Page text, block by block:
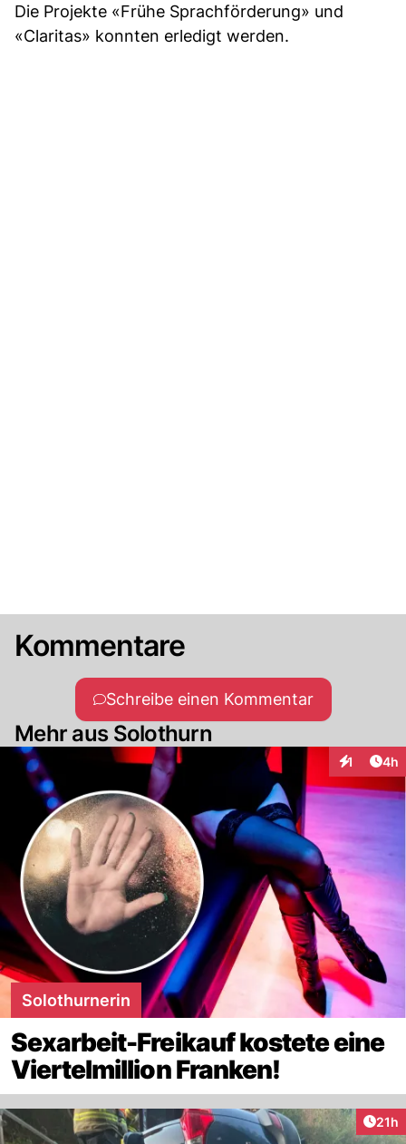
Die Projekte «Frühe Sprachförderung» und
«Claritas» konnten erledigt werden.
Kommentare
Schreibe einen Kommentar
Mehr aus Solothurn
1 4h
Solothurnerin
Sexarbeit-Freikauf kostete eine
Viertelmillion Franken!
21h